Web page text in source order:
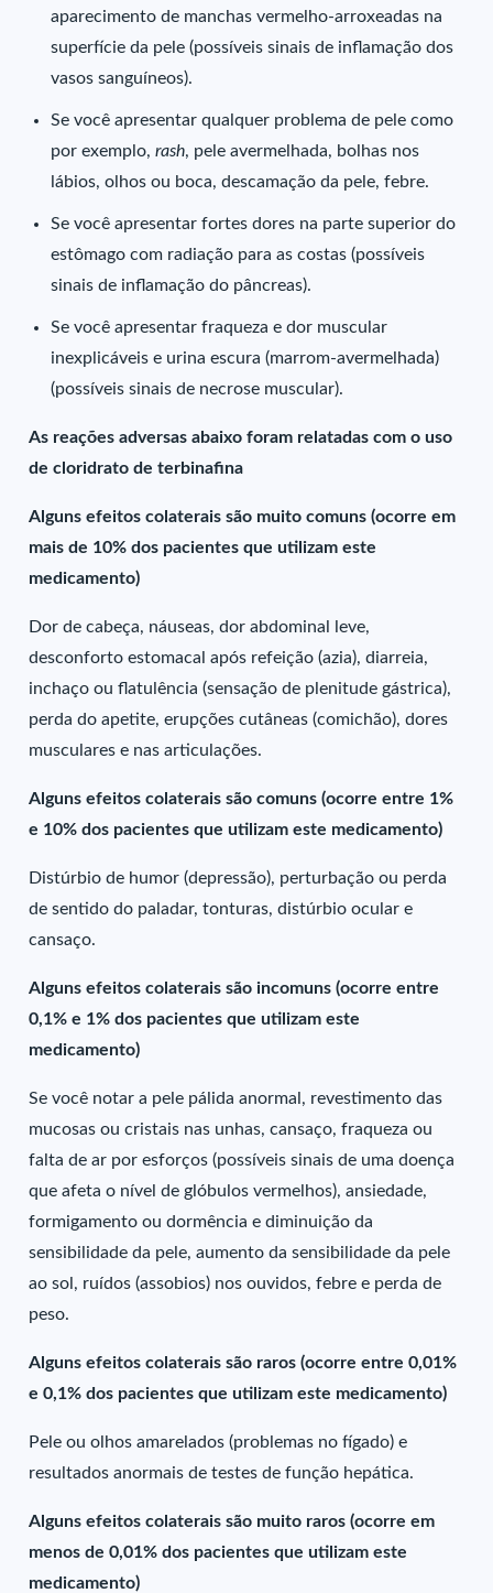
aparecimento de manchas vermelho-arroxeadas na
superfície da pele (possíveis sinais de inflamação dos
vasos sanguíneos).
Se você apresentar qualquer problema de pele como
por exemplo,rash, pele avermelhada, bolhas nos
lábios, olhos ou boca, descamação da pele, febre.
Se você apresentar fortes dores na parte superior do
estômago com radiação para as costas (possíveis
sinais de inflamação do pâncreas).
Se você apresentar fraqueza e dor muscular
inexplicáveis e urina escura (marrom-avermelhada)
(possíveis sinais de necrose muscular).
As reações adversas abaixo foram relatadas com o uso
de cloridrato de terbinafina
Alguns efeitos colaterais são muito comuns (ocorre em
mais de 10% dos pacientes que utilizam este
medicamento)
Dor de cabeça, náuseas, dor abdominal leve,
desconforto estomacal após refeição (azia), diarreia,
inchaço ou flatulência (sensação de plenitude gástrica),
perda do apetite, erupções cutâneas (comichão), dores
musculares e nas articulações.
Alguns efeitos colaterais são comuns (ocorre entre 1%
e 10% dos pacientes que utilizam este medicamento)
Distúrbio de humor (depressão), perturbação ou perda
de sentido do paladar, tonturas, distúrbio ocular e
cansaço.
Alguns efeitos colaterais são incomuns (ocorre entre
0,1% e 1% dos pacientes que utilizam este
medicamento)
Se você notar a pele pálida anormal, revestimento das
mucosas ou cristais nas unhas, cansaço, fraqueza ou
falta de ar por esforços (possíveis sinais de uma doença
que afeta o nível de glóbulos vermelhos), ansiedade,
formigamento ou dormência e diminuição da
sensibilidade da pele, aumento da sensibilidade da pele
ao sol, ruídos (assobios) nos ouvidos, febre e perda de
peso.
Alguns efeitos colaterais são raros (ocorre entre 0,01%
e 0,1% dos pacientes que utilizam este medicamento)
Pele ou olhos amarelados (problemas no fígado) e
resultados anormais de testes de função hepática.
Alguns efeitos colaterais são muito raros (ocorre em
menos de 0,01% dos pacientes que utilizam este
medicamento)